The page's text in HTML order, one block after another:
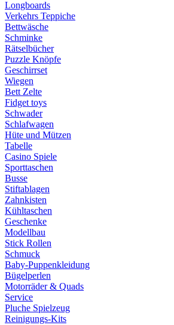
Longboards
Verkehrs Teppiche
Bettwäsche
Schminke
Rätselbücher
Puzzle Knöpfe
Geschirrset
Wiegen
Bett Zelte
Fidget toys
Schwader
Schlafwagen
Hüte und Mützen
Tabelle
Casino Spiele
Sporttaschen
Busse
Stiftablagen
Zahnkisten
Kühltaschen
Geschenke
Modellbau
Stick Rollen
Schmuck
Baby-Puppenkleidung
Bügelperlen
Motorräder & Quads
Service
Pluche Spielzeug
Reinigungs-Kits